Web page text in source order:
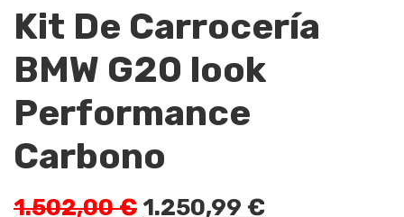
Kit De Carrocería
BMW G20 look
Performance
Carbono
1.502,00€ 1.250,99 €